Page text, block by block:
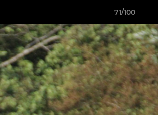
71/100